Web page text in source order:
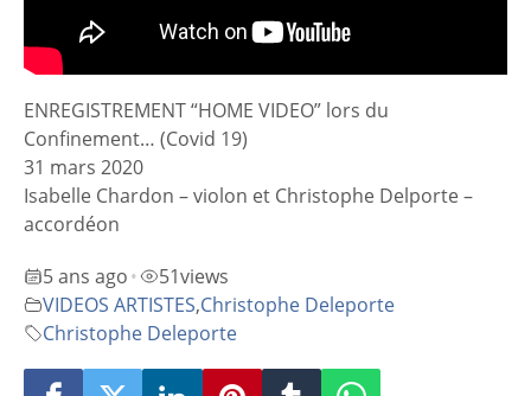
ENREGISTREMENT “HOME VIDEO” lors du
Confinement… (Covid 19)
31 mars 2020
Isabelle Chardon – violon et Christophe Delporte –
accordéon
5 ans ago • 51views
VIDEOS ARTISTES,Christophe Deleporte
Christophe Deleporte